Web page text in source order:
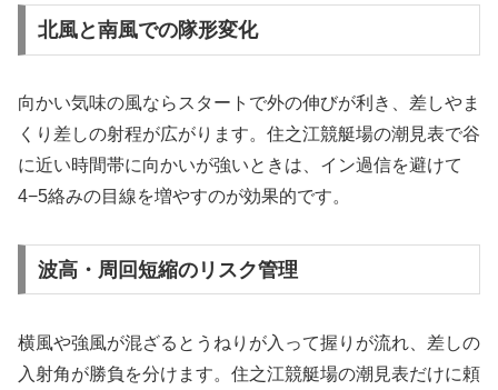
北風と南風での隊形変化
向かい気味の風ならスタートで外の伸びが利き、差しやま
くり差しの射程が広がります。住之江競艇場の潮見表で谷
に近い時間帯に向かいが強いときは、イン過信を避けて
4−5絡みの目線を増やすのが効果的です。
波高・周回短縮のリスク管理
横風や強風が混ざるとうねりが入って握りが流れ、差しの
入射角が勝負を分けます。住之江競艇場の潮見表だけに頼